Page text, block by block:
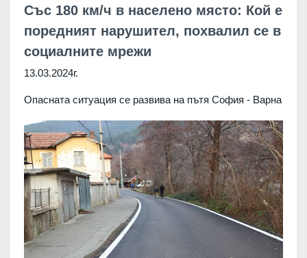
Със 180 км/ч в населено място: Кой е
поредният нарушител, похвалил се в
социалните мрежи
13.03.2024г.
Опасната ситуация се развива на пътя София - Варна